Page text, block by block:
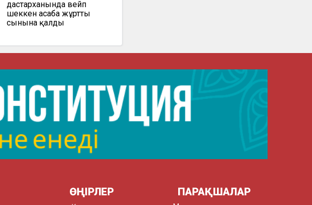
дастарханында вейп
шеккен асаба жұрттың
сынына қалды
ӨҢІРЛЕР ПАРАҚШАЛАР